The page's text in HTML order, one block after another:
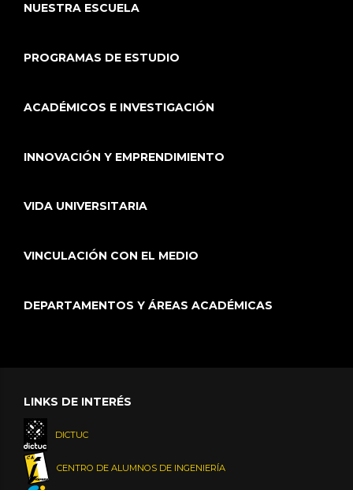
NUESTRA ESCUELA
PROGRAMAS DE ESTUDIO
ACADÉMICOS E INVESTIGACIÓN
INNOVACIÓN Y EMPRENDIMIENTO
VIDA UNIVERSITARIA
VINCULACIÓN CON EL MEDIO
DEPARTAMENTOS Y ÁREAS ACADÉMICAS
LINKS DE INTERÉS
DICTUC
CENTRO DE ALUMNOS DE INGENIERÍA